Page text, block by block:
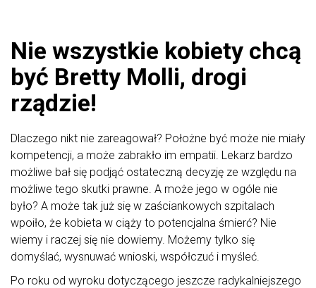
Nie wszystkie kobiety chcą
być Bretty Molli, drogi
rządzie!
Dlaczego nikt nie zareagował? Położne być może nie miały
kompetencji, a może zabrakło im empatii. Lekarz bardzo
możliwe bał się podjąć ostateczną decyzję ze względu na
możliwe tego skutki prawne. A może jego w ogóle nie
było? A może tak już się w zaściankowych szpitalach
wpoiło, że kobieta w ciąży to potencjalna śmierć? Nie
wiemy i raczej się nie dowiemy. Możemy tylko się
domyślać, wysnuwać wnioski, współczuć i myśleć.
Po roku od wyroku dotyczącego jeszcze radykalniejszego